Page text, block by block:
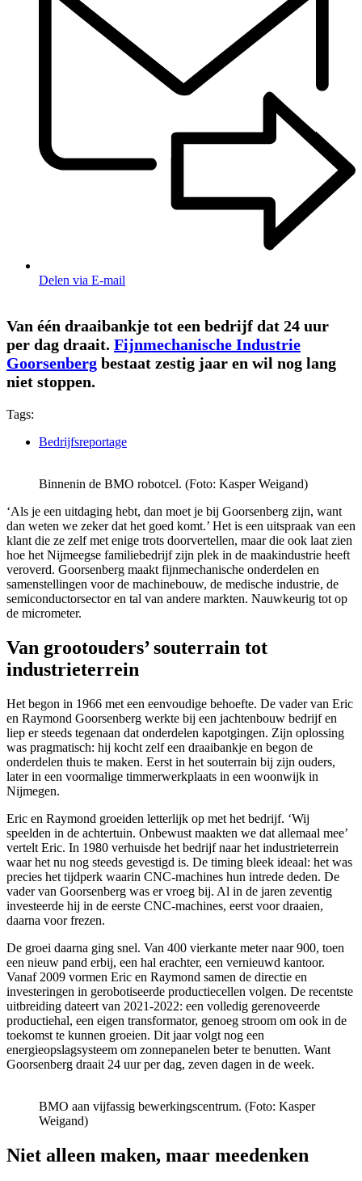
Delen via E-mail
Van één draaibankje tot een bedrijf dat 24 uur
per dag draait. Fijnmechanische Industrie
Goorsenberg bestaat zestig jaar en wil nog lang
niet stoppen.
Tags:
Bedrijfsreportage
Binnenin de BMO robotcel. (Foto: Kasper Weigand)
‘Als je een uitdaging hebt, dan moet je bij Goorsenberg zijn, want
dan weten we zeker dat het goed komt.’ Het is een uitspraak van een
klant die ze zelf met enige trots doorvertellen, maar die ook laat zien
hoe het Nijmeegse familiebedrijf zijn plek in de maakindustrie heeft
veroverd. Goorsenberg maakt fijnmechanische onderdelen en
samenstellingen voor de machinebouw, de medische industrie, de
semiconductorsector en tal van andere markten. Nauwkeurig tot op
de micrometer.
Van grootouders’ souterrain tot
industrieterrein
Het begon in 1966 met een eenvoudige behoefte. De vader van Eric
en Raymond Goorsenberg werkte bij een jachtenbouw bedrijf en
liep er steeds tegenaan dat onderdelen kapotgingen. Zijn oplossing
was pragmatisch: hij kocht zelf een draaibankje en begon de
onderdelen thuis te maken. Eerst in het souterrain bij zijn ouders,
later in een voormalige timmerwerkplaats in een woonwijk in
Nijmegen.
Eric en Raymond groeiden letterlijk op met het bedrijf. ‘Wij
speelden in de achtertuin. Onbewust maakten we dat allemaal mee’
vertelt Eric. In 1980 verhuisde het bedrijf naar het industrieterrein
waar het nu nog steeds gevestigd is. De timing bleek ideaal: het was
precies het tijdperk waarin CNC-machines hun intrede deden. De
vader van Goorsenberg was er vroeg bij. Al in de jaren zeventig
investeerde hij in de eerste CNC-machines, eerst voor draaien,
daarna voor frezen.
De groei daarna ging snel. Van 400 vierkante meter naar 900, toen
een nieuw pand erbij, een hal erachter, een vernieuwd kantoor.
Vanaf 2009 vormen Eric en Raymond samen de directie en
investeringen in gerobotiseerde productiecellen volgen. De recentste
uitbreiding dateert van 2021-2022: een volledig gerenoveerde
productiehal, een eigen transformator, genoeg stroom om ook in de
toekomst te kunnen groeien. Dit jaar volgt nog een
energieopslagsysteem om zonnepanelen beter te benutten. Want
Goorsenberg draait 24 uur per dag, zeven dagen in de week.
BMO aan vijfassig bewerkingscentrum. (Foto: Kasper
Weigand)
Niet alleen maken, maar meedenken